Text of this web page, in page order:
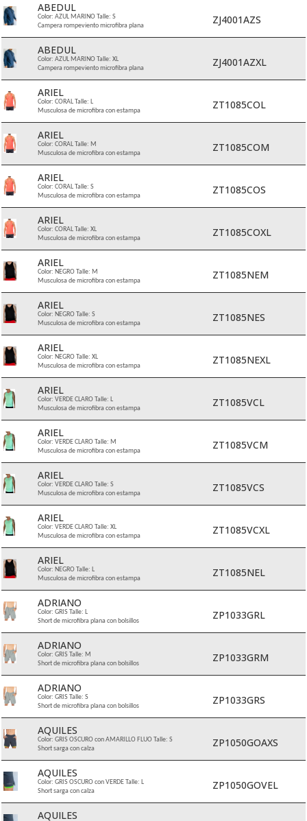
ABEDUL
Color: AZUL MARINO Talle: S
Campera rompeviento microfibra plana
ZJ4001AZS
ABEDUL
Color: AZUL MARINO Talle: XL
Campera rompeviento microfibra plana
ZJ4001AZXL
ARIEL
Color: CORAL Talle: L
Musculosa de microfibra con estampa
ZT1085COL
ARIEL
Color: CORAL Talle: M
Musculosa de microfibra con estampa
ZT1085COM
ARIEL
Color: CORAL Talle: S
Musculosa de microfibra con estampa
ZT1085COS
ARIEL
Color: CORAL Talle: XL
Musculosa de microfibra con estampa
ZT1085COXL
ARIEL
Color: NEGRO Talle: M
Musculosa de microfibra con estampa
ZT1085NEM
ARIEL
Color: NEGRO Talle: S
Musculosa de microfibra con estampa
ZT1085NES
ARIEL
Color: NEGRO Talle: XL
Musculosa de microfibra con estampa
ZT1085NEXL
ARIEL
Color: VERDE CLARO Talle: L
Musculosa de microfibra con estampa
ZT1085VCL
ARIEL
Color: VERDE CLARO Talle: M
Musculosa de microfibra con estampa
ZT1085VCM
ARIEL
Color: VERDE CLARO Talle: S
Musculosa de microfibra con estampa
ZT1085VCS
ARIEL
Color: VERDE CLARO Talle: XL
Musculosa de microfibra con estampa
ZT1085VCXL
ARIEL
Color: NEGRO Talle: L
Musculosa de microfibra con estampa
ZT1085NEL
ADRIANO
Color: GRIS Talle: L
Short de microfibra plana con bolsillos
ZP1033GRL
ADRIANO
Color: GRIS Talle: M
Short de microfibra plana con bolsillos
ZP1033GRM
ADRIANO
Color: GRIS Talle: S
Short de microfibra plana con bolsillos
ZP1033GRS
AQUILES
Color: GRIS OSCURO con AMARILLO FLUO Talle: S
Short sarga con calza
ZP1050GOAXS
AQUILES
Color: GRIS OSCURO con VERDE Talle: L
Short sarga con calza
ZP1050GOVEL
AQUILES